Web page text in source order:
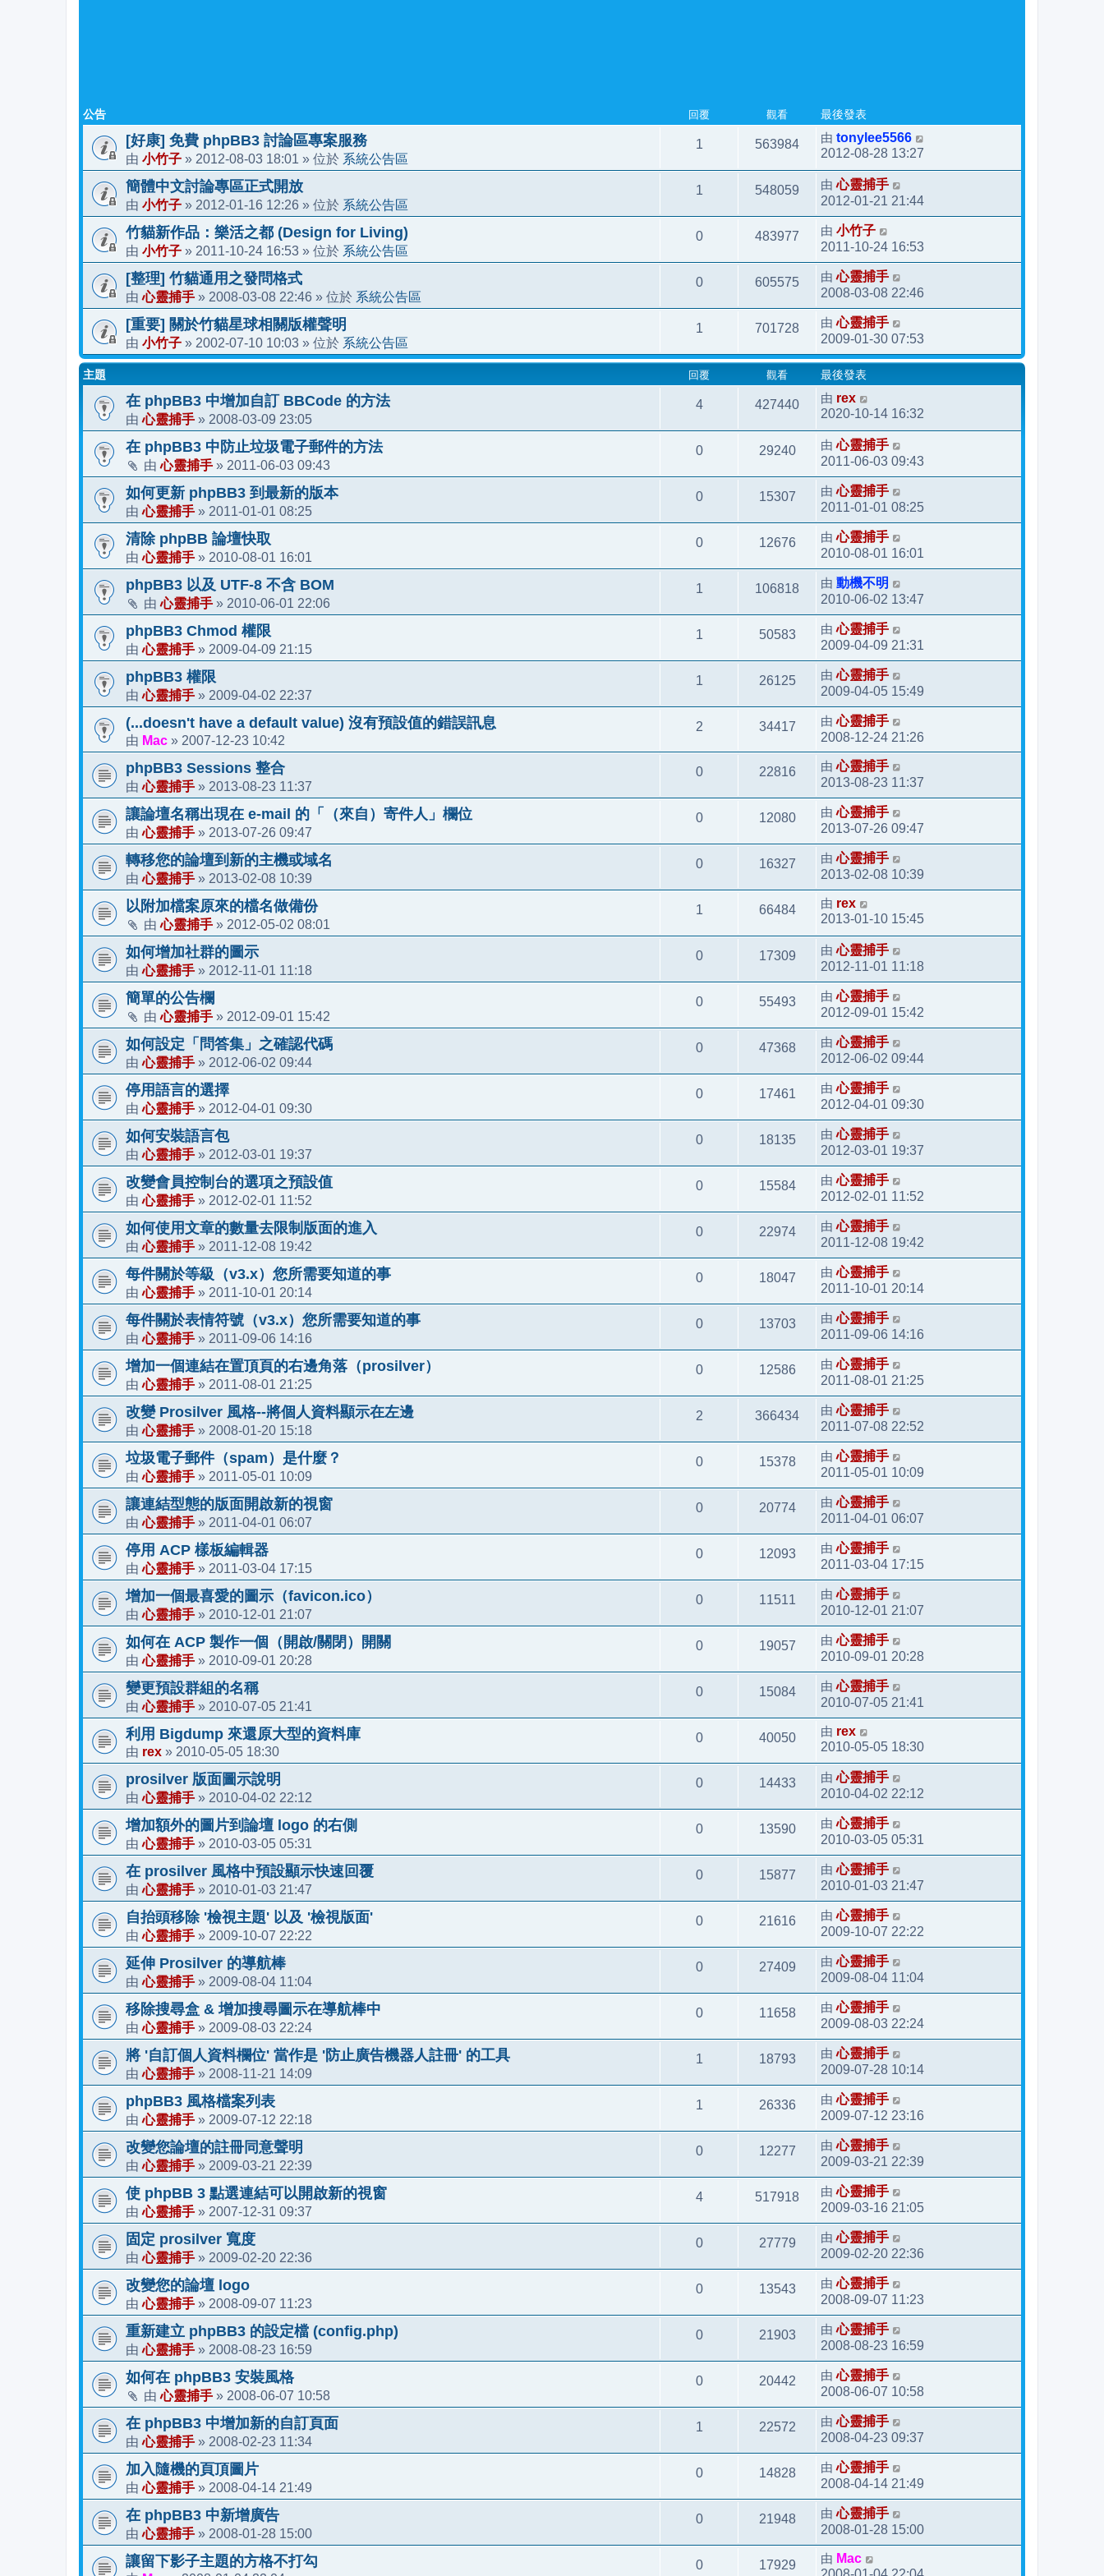
公告 回覆 觀看 最後發表
[好康] 免費 phpBB3 討論區專案服務
由 小竹子 » 2012-08-03 18:01 » 位於 系統公告區
1 563984 由 tonylee5566
2012-08-28 13:27
簡體中文討論專區正式開放
由 小竹子 » 2012-01-16 12:26 » 位於 系統公告區
1 548059 由心靈捕手
2012-01-21 21:44
竹貓新作品：樂活之都 (Design for Living)
由 小竹子 » 2011-10-24 16:53 » 位於 系統公告區
0 483977 由 小竹子
2011-10-24 16:53
[整理] 竹貓通用之發問格式
由心靈捕手 » 2008-03-08 22:46 » 位於 系統公告區
0 605575 由心靈捕手
2008-03-08 22:46
[重要] 關於竹貓星球相關版權聲明
由 小竹子 » 2002-07-10 10:03 » 位於 系統公告區
1 701728 由心靈捕手
2009-01-30 07:53
主題 回覆 觀看 最後發表
在 phpBB3 中增加自訂 BBCode 的方法
由心靈捕手 » 2008-03-09 23:05
4 427440 由 rex
2020-10-14 16:32
在 phpBB3 中防止垃圾電子郵件的方法
由心靈捕手 » 2011-06-03 09:43
0 29240 由心靈捕手
2011-06-03 09:43
如何更新 phpBB3 到最新的版本
由心靈捕手 » 2011-01-01 08:25
0 15307 由心靈捕手
2011-01-01 08:25
清除 phpBB 論壇快取
由心靈捕手 » 2010-08-01 16:01
0 12676 由心靈捕手
2010-08-01 16:01
phpBB3 以及 UTF-8 不含 BOM
由心靈捕手 » 2010-06-01 22:06
1 106818 由 動機不明
2010-06-02 13:47
phpBB3 Chmod 權限
由心靈捕手 » 2009-04-09 21:15
1 50583 由心靈捕手
2009-04-09 21:31
phpBB3 權限
由心靈捕手 » 2009-04-02 22:37
1 26125 由心靈捕手
2009-04-05 15:49
(...doesn't have a default value) 沒有預設值的錯誤訊息
由 Mac » 2007-12-23 10:42
2 34417 由心靈捕手
2008-12-24 21:26
phpBB3 Sessions 整合
由心靈捕手 » 2013-08-23 11:37
0 22816 由心靈捕手
2013-08-23 11:37
讓論壇名稱出現在 e-mail 的「（來自）寄件人」欄位
由心靈捕手 » 2013-07-26 09:47
0 12080 由心靈捕手
2013-07-26 09:47
轉移您的論壇到新的主機或域名
由心靈捕手 » 2013-02-08 10:39
0 16327 由心靈捕手
2013-02-08 10:39
以附加檔案原來的檔名做備份
由心靈捕手 » 2012-05-02 08:01
1 66484 由 rex
2013-01-10 15:45
如何增加社群的圖示
由心靈捕手 » 2012-11-01 11:18
0 17309 由心靈捕手
2012-11-01 11:18
簡單的公告欄
由心靈捕手 » 2012-09-01 15:42
0 55493 由心靈捕手
2012-09-01 15:42
如何設定「問答集」之確認代碼
由心靈捕手 » 2012-06-02 09:44
0 47368 由心靈捕手
2012-06-02 09:44
停用語言的選擇
由心靈捕手 » 2012-04-01 09:30
0 17461 由心靈捕手
2012-04-01 09:30
如何安裝語言包
由心靈捕手 » 2012-03-01 19:37
0 18135 由心靈捕手
2012-03-01 19:37
改變會員控制台的選項之預設值
由心靈捕手 » 2012-02-01 11:52
0 15584 由心靈捕手
2012-02-01 11:52
如何使用文章的數量去限制版面的進入
由心靈捕手 » 2011-12-08 19:42
0 22974 由心靈捕手
2011-12-08 19:42
每件關於等級（v3.x）您所需要知道的事
由心靈捕手 » 2011-10-01 20:14
0 18047 由心靈捕手
2011-10-01 20:14
每件關於表情符號（v3.x）您所需要知道的事
由心靈捕手 » 2011-09-06 14:16
0 13703 由心靈捕手
2011-09-06 14:16
增加一個連結在置頂頁的右邊角落（prosilver）
由心靈捕手 » 2011-08-01 21:25
0 12586 由心靈捕手
2011-08-01 21:25
改變 Prosilver 風格--將個人資料顯示在左邊
由心靈捕手 » 2008-01-20 15:18
2 366434 由心靈捕手
2011-07-08 22:52
垃圾電子郵件（spam）是什麼？
由心靈捕手 » 2011-05-01 10:09
0 15378 由心靈捕手
2011-05-01 10:09
讓連結型態的版面開啟新的視窗
由心靈捕手 » 2011-04-01 06:07
0 20774 由心靈捕手
2011-04-01 06:07
停用 ACP 樣板編輯器
由心靈捕手 » 2011-03-04 17:15
0 12093 由心靈捕手
2011-03-04 17:15
增加一個最喜愛的圖示（favicon.ico）
由心靈捕手 » 2010-12-01 21:07
0 11511 由心靈捕手
2010-12-01 21:07
如何在 ACP 製作一個（開啟/關閉）開關
由心靈捕手 » 2010-09-01 20:28
0 19057 由心靈捕手
2010-09-01 20:28
變更預設群組的名稱
由心靈捕手 » 2010-07-05 21:41
0 15084 由心靈捕手
2010-07-05 21:41
利用 Bigdump 來還原大型的資料庫
由 rex » 2010-05-05 18:30
0 40050 由 rex
2010-05-05 18:30
prosilver 版面圖示說明
由心靈捕手 » 2010-04-02 22:12
0 14433 由心靈捕手
2010-04-02 22:12
增加額外的圖片到論壇 logo 的右側
由心靈捕手 » 2010-03-05 05:31
0 13590 由心靈捕手
2010-03-05 05:31
在 prosilver 風格中預設顯示快速回覆
由心靈捕手 » 2010-01-03 21:47
0 15877 由心靈捕手
2010-01-03 21:47
自抬頭移除 '檢視主題' 以及 '檢視版面'
由心靈捕手 » 2009-10-07 22:22
0 21616 由心靈捕手
2009-10-07 22:22
延伸 Prosilver 的導航棒
由心靈捕手 » 2009-08-04 11:04
0 27409 由心靈捕手
2009-08-04 11:04
移除搜尋盒 & 增加搜尋圖示在導航棒中
由心靈捕手 » 2009-08-03 22:24
0 11658 由心靈捕手
2009-08-03 22:24
將 '自訂個人資料欄位' 當作是 '防止廣告機器人註冊' 的工具
由心靈捕手 » 2008-11-21 14:09
1 18793 由心靈捕手
2009-07-28 10:14
phpBB3 風格檔案列表
由心靈捕手 » 2009-07-12 22:18
1 26336 由心靈捕手
2009-07-12 23:16
改變您論壇的註冊同意聲明
由心靈捕手 » 2009-03-21 22:39
0 12277 由心靈捕手
2009-03-21 22:39
使 phpBB 3 點選連結可以開啟新的視窗
由心靈捕手 » 2007-12-31 09:37
4 517918 由心靈捕手
2009-03-16 21:05
固定 prosilver 寬度
由心靈捕手 » 2009-02-20 22:36
0 27779 由心靈捕手
2009-02-20 22:36
改變您的論壇 logo
由心靈捕手 » 2008-09-07 11:23
0 13543 由心靈捕手
2008-09-07 11:23
重新建立 phpBB3 的設定檔 (config.php)
由心靈捕手 » 2008-08-23 16:59
0 21903 由心靈捕手
2008-08-23 16:59
如何在 phpBB3 安裝風格
由心靈捕手 » 2008-06-07 10:58
0 20442 由心靈捕手
2008-06-07 10:58
在 phpBB3 中增加新的自訂頁面
由心靈捕手 » 2008-02-23 11:34
1 22572 由心靈捕手
2008-04-23 09:37
加入隨機的頁頂圖片
由心靈捕手 » 2008-04-14 21:49
0 14828 由心靈捕手
2008-04-14 21:49
在 phpBB3 中新增廣告
由心靈捕手 » 2008-01-28 15:00
0 21948 由心靈捕手
2008-01-28 15:00
讓留下影子主題的方格不打勾 0 17929 由 Mac